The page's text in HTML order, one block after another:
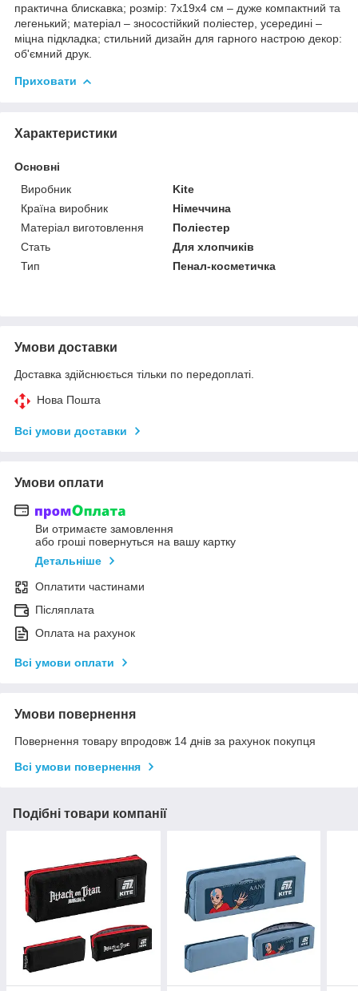
практична блискавка; розмір: 7x19x4 см – дуже компактний та
легенький; матеріал – зносостійкий поліестер, усередині –
міцна підкладка; стильний дизайн для гарного настрою декор:
об'ємний друк.
Приховати
Характеристики
Основні
Виробник
Kite
Країна виробник
Німеччина
Матеріал виготовлення
Поліестер
Стать
Для хлопчиків
Тип
Пенал-косметичка
Умови доставки
Доставка здійснюється тільки по передоплаті.
Нова Пошта
Всі умови доставки
Умови оплати
Ви отримаєте замовлення
або гроші повернуться на вашу картку
Детальніше
Оплатити частинами
Післяплата
Оплата на рахунок
Всі умови оплати
Умови повернення
Повернення товару впродовж 14 днів за рахунок покупця
Всі умови повернення
Подібні товари компанії